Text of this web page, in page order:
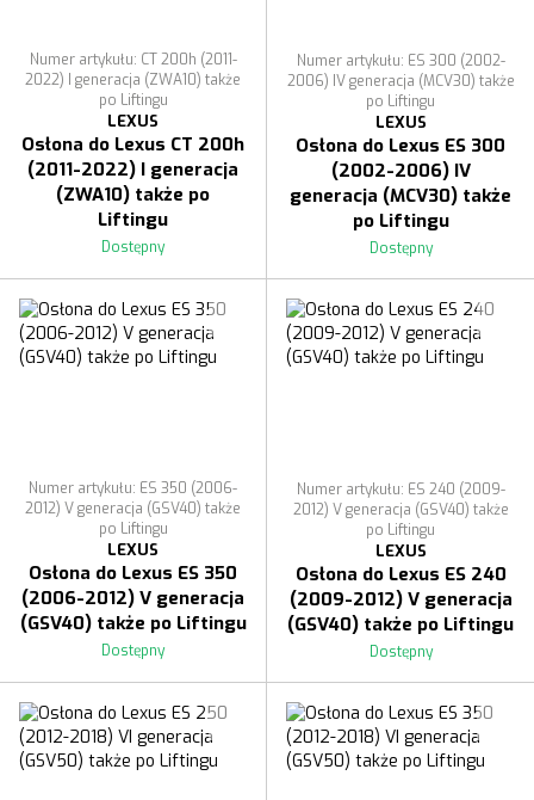
Numer artykułu: CT 200h (2011-
2022) I generacja (ZWA10) także
po Liftingu
LEXUS
Osłona do Lexus CT 200h
(2011-2022) I generacja
(ZWA10) także po
Liftingu
Dostępny
Numer artykułu: ES 300 (2002-
2006) IV generacja (MCV30) także
po Liftingu
LEXUS
Osłona do Lexus ES 300
(2002-2006) IV
generacja (MCV30) także
po Liftingu
Dostępny
Numer artykułu: ES 350 (2006-
2012) V generacja (GSV40) także
po Liftingu
LEXUS
Osłona do Lexus ES 350
(2006-2012) V generacja
(GSV40) także po Liftingu
Dostępny
Numer artykułu: ES 240 (2009-
2012) V generacja (GSV40) także
po Liftingu
LEXUS
Osłona do Lexus ES 240
(2009-2012) V generacja
(GSV40) także po Liftingu
Dostępny